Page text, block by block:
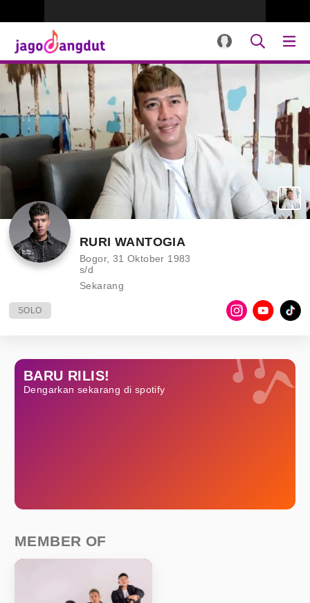
RURI WANTOGIA
Bogor, 31 Oktober 1983
s/d
Sekarang
SOLO
BARU RILIS!
Dengarkan sekarang di spotify
MEMBER OF